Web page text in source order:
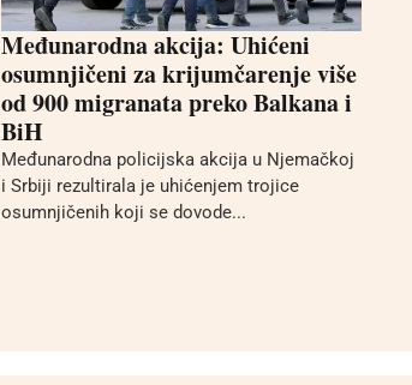
Međunarodna akcija: Uhićeni
osumnjičeni za krijumčarenje više
od 900 migranata preko Balkana i
BiH
Međunarodna policijska akcija u Njemačkoj
i Srbiji rezultirala je uhićenjem trojice
osumnjičenih koji se dovode...